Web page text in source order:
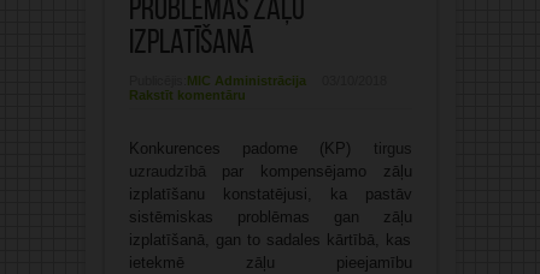
problēmas zāļu
izplatīšanā
MIC Administrācija
Rakstīt komentāru
Konkurences padome (KP) tirgus
uzraudzībāpar kompensējamo zāļu
izplatīšanu konstatējusi, ka pastāv
sistēmiskas problēmas gan zāļu
izplatīšanā, gan to sadales kārtībā, kas
ietekmē zāļu pieejamību